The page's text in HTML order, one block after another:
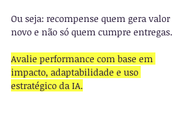
Ou seja: recompense quem gera valor
novo e não só quem cumpre entregas.
Avalie performance com base em
impacto, adaptabilidade e uso
estratégico da IA.